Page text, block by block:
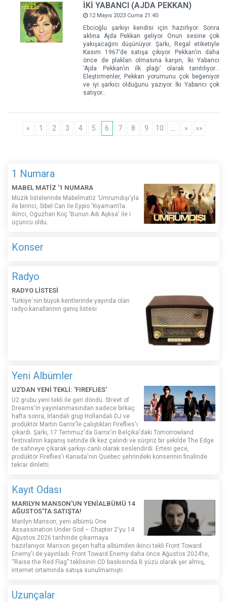
İKİ YABANCI (AJDA PEKKAN)
12 Mayıs 2023 Cuma 21:40
Ebcioğlu şarkıyı kendisi için hazırlıyor. Sonra
aklına Ajda Pekkan geliyor. Onun sesine çok
yakışacağını düşünüyor. Şarkı, Regal etiketiyle
Kasım 1967’de satışa çıkıyor. Pekkan’ın daha
önce de plakları olmasına karşın, İki Yabancı
‘Ajda Pekkan’ın ilk plağı’ olarak tanıtılıyor…
Eleştirmenler, Pekkan yorumunu çok beğeniyor
ve iyi şarkıcı olduğunu yazıyor. İki Yabancı çok
satıyor…
« 1 2 3 4 5 6 7 8 9 10 » »»
1 Numara
MABEL MATİZ '1 NUMARA
Müzik listelerinde Mabelmatiz ‘Umrumdışı'yla
ile birinci, Sibel Can ile Eypio 'Kıyamam'la
ikinci, Oğuzhan Koç 'Bunun Adı Aşksa' ile i
üçüncü oldu.
Konser
Radyo
RADYO LİSTESİ
Türkiye´nin büyük kentlerinde yayında olan
radyo kanallarının geniş listesi
Yeni Albümler
U2'DAN YENİ TEKLİ: 'FIREFLIES'
U2 grubu yeni tekli ile geri döndü. Street of
Dreams'in yayınlanmasından sadece birkaç
hafta sonra, İrlandalı grup Hollandalı DJ ve
prodüktör Martin Garrix'le çalıştıkları Fireflies'ı
çıkardı. Şarkı, 17 Temmuz'da Garrix'in Belçika'daki Tomorrowland
festivalinin kapanış setinde ilk kez çalındı ​​ve sürpriz bir şekilde The Edge
de sahneye çıkarak şarkıyı canlı olarak seslendirdi. Ertesi gece,
prodüktör Fireflies'ı Kanada'nın Quebec şehrindeki konserinin finalinde
tekrar dinletti.
Kayıt Odası
MARILYN MANSON'UN YENİALBÜMÜ 14
AĞUSTOS'TA SATIŞTA!
Marilyn Manson, yeni albümü One
Assassination Under God – Chapter 2'yu 14
Ağustos 2026 tarihinde çıkarmaya
hazırlanıyor. Manson geçen hafta albümden ikinci tekli Front Toward
Enemy'i de yayınladı. Front Toward Enemy daha önce Ağustos 2024’te,
“Raise the Red Flag” teklisinin CD baskısında B yüzü olarak şer almış,
internet ortamında satışa sunulmamıştı.
Uzunçalar